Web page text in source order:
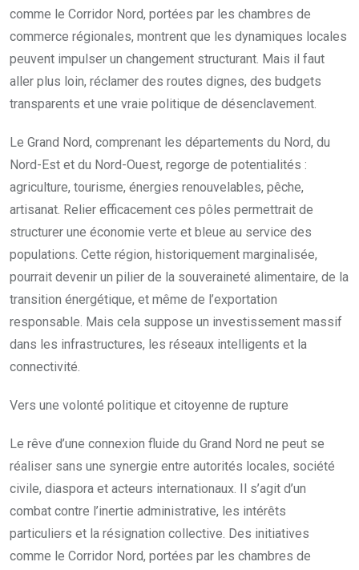
comme le Corridor Nord, portées par les chambres de
commerce régionales, montrent que les dynamiques locales
peuvent impulser un changement structurant. Mais il faut
aller plus loin, réclamer des routes dignes, des budgets
transparents et une vraie politique de désenclavement.
Le Grand Nord, comprenant les départements du Nord, du
Nord-Est et du Nord-Ouest, regorge de potentialités :
agriculture, tourisme, énergies renouvelables, pêche,
artisanat. Relier efficacement ces pôles permettrait de
structurer une économie verte et bleue au service des
populations. Cette région, historiquement marginalisée,
pourrait devenir un pilier de la souveraineté alimentaire, de la
transition énergétique, et même de l’exportation
responsable. Mais cela suppose un investissement massif
dans les infrastructures, les réseaux intelligents et la
connectivité.
Vers une volonté politique et citoyenne de rupture
Le rêve d’une connexion fluide du Grand Nord ne peut se
réaliser sans une synergie entre autorités locales, société
civile, diaspora et acteurs internationaux. Il s’agit d’un
combat contre l’inertie administrative, les intérêts
particuliers et la résignation collective. Des initiatives
comme le Corridor Nord, portées par les chambres de